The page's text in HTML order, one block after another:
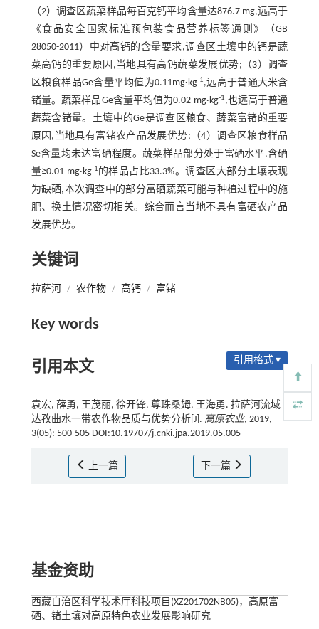
（2）调查区蔬菜样品每百克钙平均含量达876.7 mg,远高于
《食品安全国家标准预包装食品营养标签通则》（GB
28050-2011）中对高钙的含量要求,调查区土壤中的钙是蔬
菜高钙的重要原因,当地具有高钙蔬菜发展优势;（3）调查
区粮食样品Ge含量平均值为0.11mg·kg-1,远高于普通大米含
锗量。蔬菜样品Ge含量平均值为0.02 mg·kg-1,也远高于普通
蔬菜含锗量。土壤中的Ge是调查区粮食、蔬菜富锗的重要
原因,当地具有富锗农产品发展优势;（4）调查区粮食样品
Se含量均未达富硒程度。蔬菜样品部分处于富硒水平,含硒
量≥0.01 mg·kg-1 的样品占比33.3%。调查区大部分土壤表现
为缺硒,本次调查中的部分富硒蔬菜可能与种植过程中的施
肥、换土情况密切相关。综合而言当地不具有富硒农产品
发展优势。
关键词
拉萨河 / 农作物 / 高钙 / 富锗
Key words
引用本文 引用格式 ▾
袁宏, 薛勇, 王茂丽, 徐开锋, 尊珠桑姆, 王海勇. 拉萨河流域
达孜曲水一带农作物品质与优势分析[J]. 高原农业, 2019,
3(05): 500-505 DOI:10.19707/j.cnki.jpa.2019.05.005
上一篇 下一篇
基金资助
西藏自治区科学技术厅科技项目(XZ201702NB05)，高原富
硒、锗土壤对高原特色农业发展影响研究